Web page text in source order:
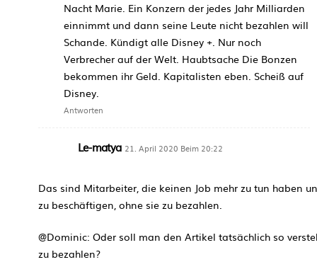
Nacht Marie. Ein Konzern der jedes Jahr Milliarden
einnimmt und dann seine Leute nicht bezahlen will
Schande. Kündigt alle Disney +. Nur noch
Verbrecher auf der Welt. Haubtsache Die Bonzen
bekommen ihr Geld. Kapitalisten eben. Scheiß auf
Disney.
Antworten
Le-matya 21. April 2020 Beim 20:22
Das sind Mitarbeiter, die keinen Job mehr zu tun haben
zu beschäftigen, ohne sie zu bezahlen.
@Dominic: Oder soll man den Artikel tatsächlich so
zu bezahlen?